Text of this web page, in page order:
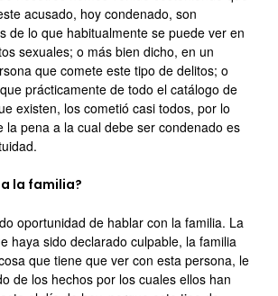
acusado, hoy condenado, son
de lo que habitualmente se puede ver en
sexuales; o más bien dicho, en un
que comete este tipo de delitos; o
prácticamente de todo el catálogo de
existen, los cometió casi todos, por lo
la pena a la cual debe ser condenado es
la familia?
oportunidad de hablar con la familia. La
haya sido declarado culpable, la familia
que tiene que ver con esta persona, le
de los hechos por los cuales ellos han